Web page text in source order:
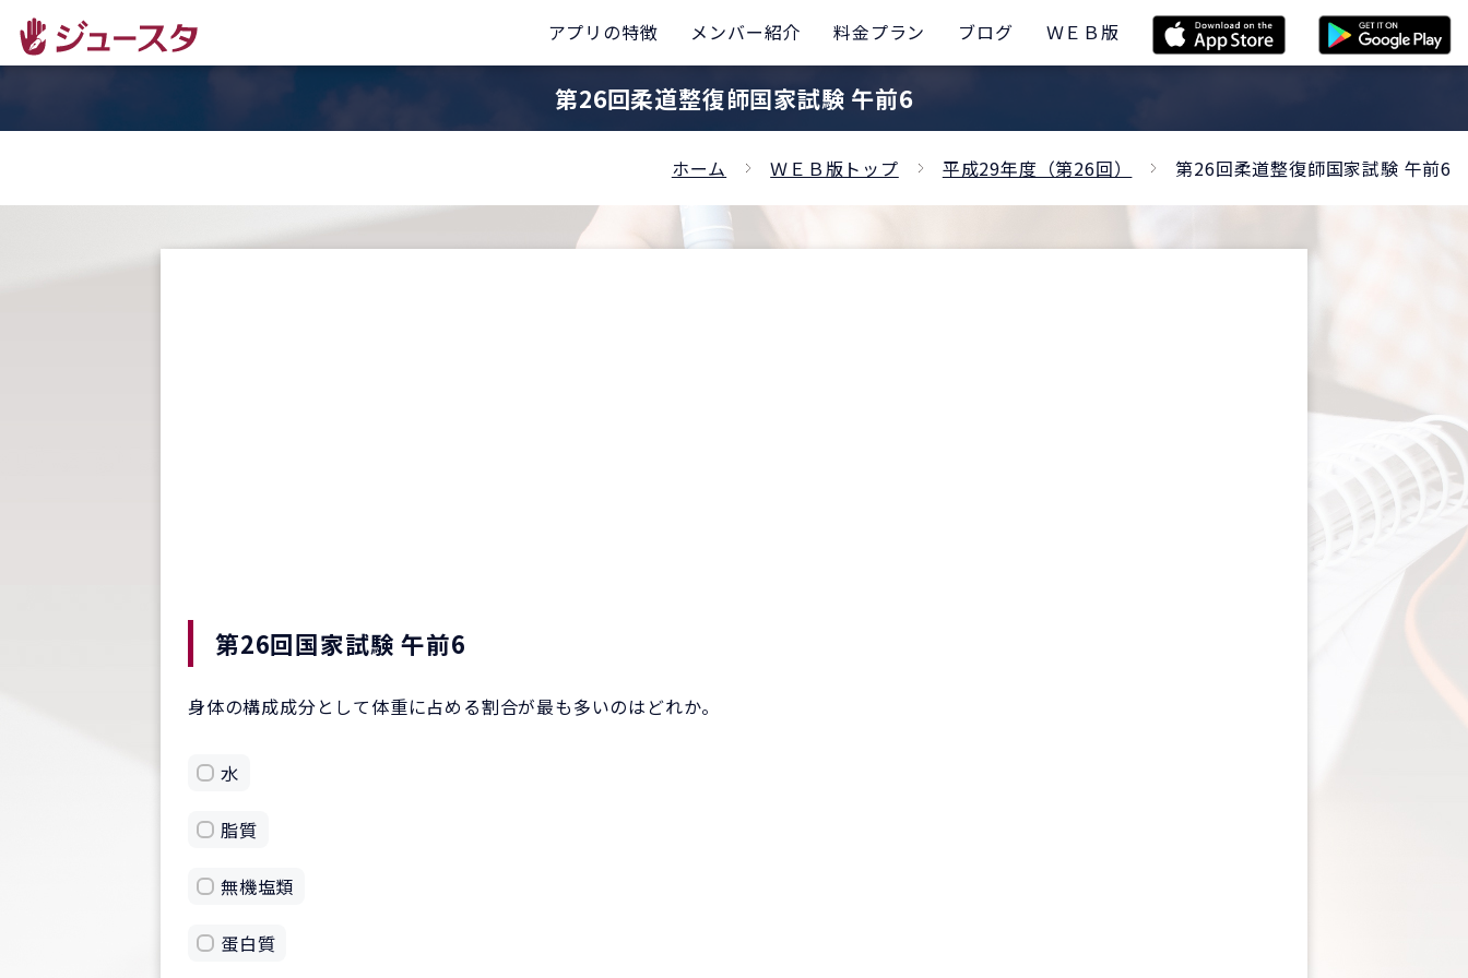
アプリの特徴 メンバー紹介 料金プラン ブログ ＷＥＢ版
第26回柔道整復師国家試験 午前6
ホーム ＷＥＢ版トップ 平成29年度（第26回） 第26回柔道整復師国家試験 午前6
第26回国家試験 午前6
身体の構成成分として体重に占める割合が最も多いのはどれか。
水
脂質
無機塩類
蛋白質